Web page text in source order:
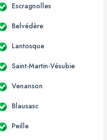
Escragnolles
Belvédère
Lantosque
Saint-Martin-Vésubie
Venanson
Blausasc
Peille